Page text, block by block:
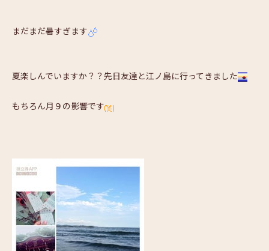
まだまだ暑すぎます
夏楽しんでいますか？？先日友達と江ノ島に行ってきました
もちろん月９の影響です